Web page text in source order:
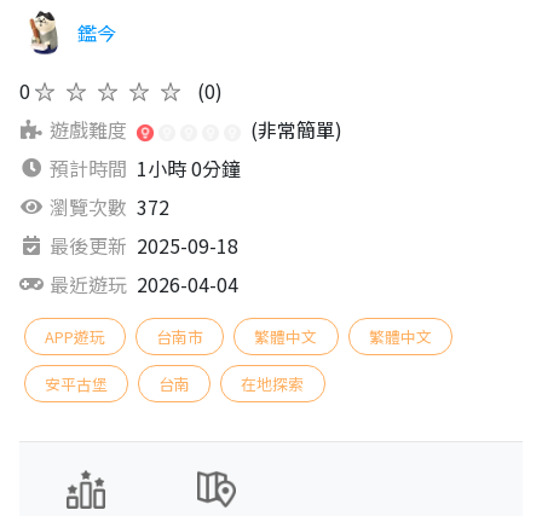
鑑今
0★★★★★
(0)
遊戲難度
(非常簡單)
預計時間 1小時 0分鐘
瀏覽次數 372
最後更新 2025-09-18
最近遊玩 2026-04-04
APP遊玩 台南市 繁體中文 繁體中文
安平古堡 台南 在地探索